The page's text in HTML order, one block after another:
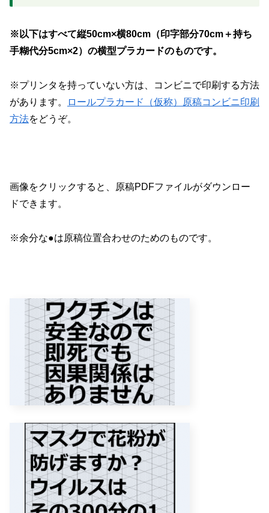
※以下はすべて縦50cm×横80cm（印字部分70cm＋持ち
手糊代分5cm×2）の横型プラカードのものです。
※プリンタを持っていない方は、コンビニで印刷する方法
があります。
ロールプラカード（仮称）原稿コンビニ印刷
方法をどうぞ。
画像をクリックすると、原稿PDFファイルがダウンロー
ドできます。
※余分な●は原稿位置合わせのためのものです。